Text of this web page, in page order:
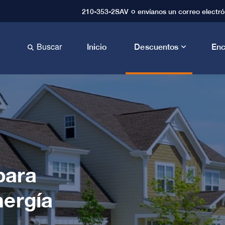
210-353-2SAV o envíanos un correo
Fa-Search Dropdown Trigger
Buscar Inicio Descuentos